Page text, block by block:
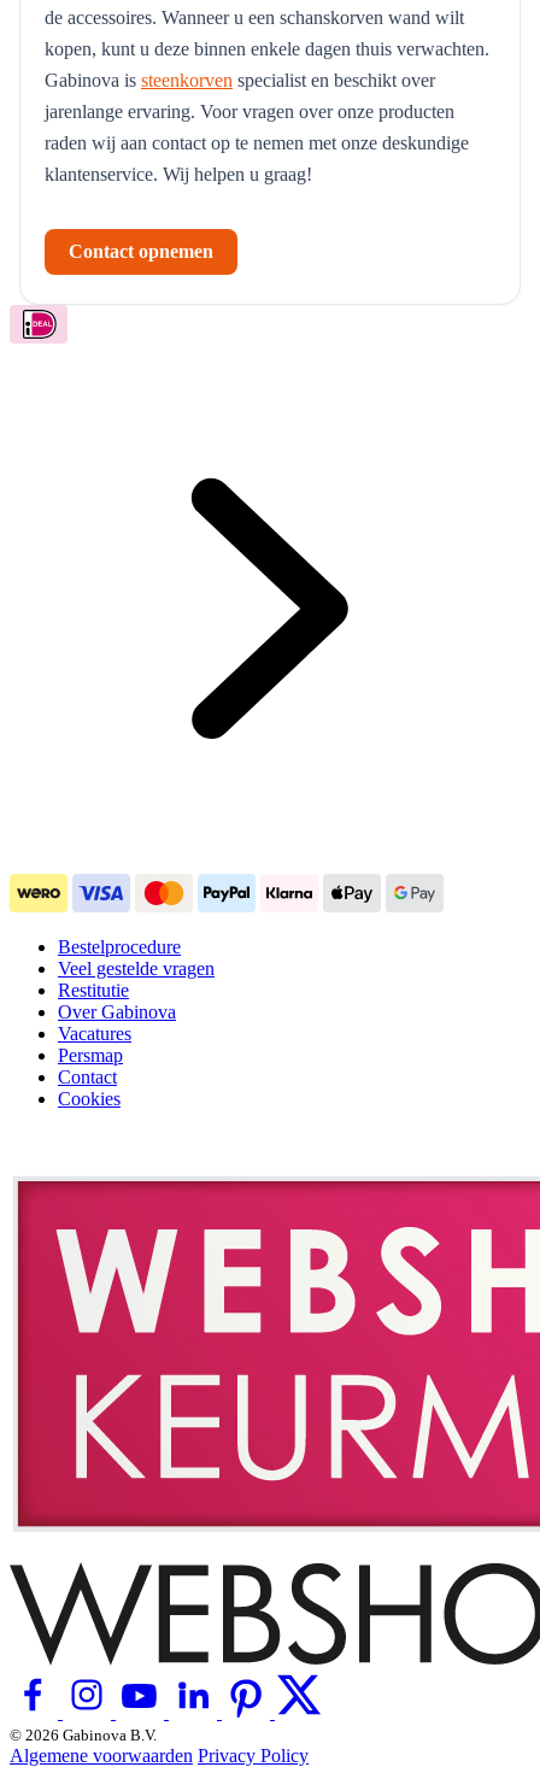
de accessoires. Wanneer u een schanskorven wand wilt
kopen, kunt u deze binnen enkele dagen thuis verwachten.
Gabinova is steenkorven specialist en beschikt over
jarenlange ervaring. Voor vragen over onze producten
raden wij aan contact op te nemen met onze deskundige
klantenservice. Wij helpen u graag!
Contact opnemen
Bestelprocedure
Veel gestelde vragen
Restitutie
Over Gabinova
Vacatures
Persmap
Contact
Cookies
© 2026 Gabinova B.V.
Algemene voorwaarden Privacy Policy